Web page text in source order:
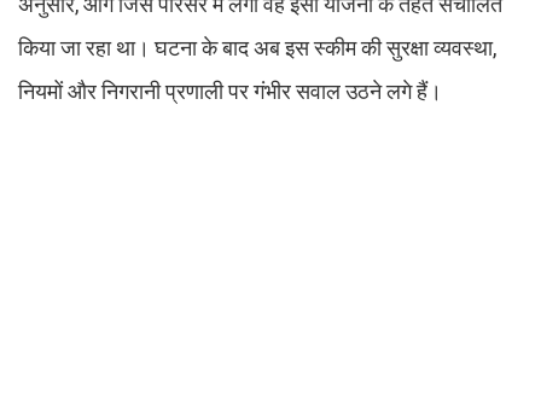
किया जा रहा था। घटना के बाद अब इस स्कीम की सुरक्षा व्यवस्था,
नियमों और निगरानी प्रणाली पर गंभीर सवाल उठने लगे हैं।